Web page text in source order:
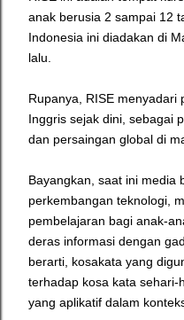
anak berusia 2 sampai 12
Indonesia ini diadakan di
lalu.
Rupanya, RISE menyadari
Inggris sejak dini, sebagai
dan persaingan global di
Bayangkan, saat ini media
perkembangan teknologi,
pembelajaran bagi anak-
deras informasi dengan
berarti, kosakata yang
terhadap kosa kata sehari-
yang aplikatif dalam